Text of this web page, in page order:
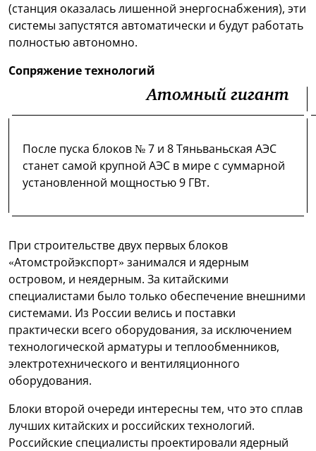
(станция оказалась лишенной энергоснабжения), эти
системы запустятся автоматически и будут работать
полностью автономно.
Сопряжение технологий
После пуска блоков № 7 и 8 Тяньваньская АЭС
станет самой крупной АЭС в мире с суммарной
установленной мощностью 9 ГВт.
Атомный гигант
При строительстве двух первых блоков
«Атомстройэкспорт» занимался и ядерным
островом, и неядерным. За китайскими
специалистами было только обеспечение внешними
системами. Из России велись и поставки
практически всего оборудования, за исключением
технологической арматуры и теплообменников,
электротехнического и вентиляционного
оборудования.
Блоки второй очереди интересны тем, что это сплав
лучших китайских и российских технологий.
Российские специалисты проектировали ядерный